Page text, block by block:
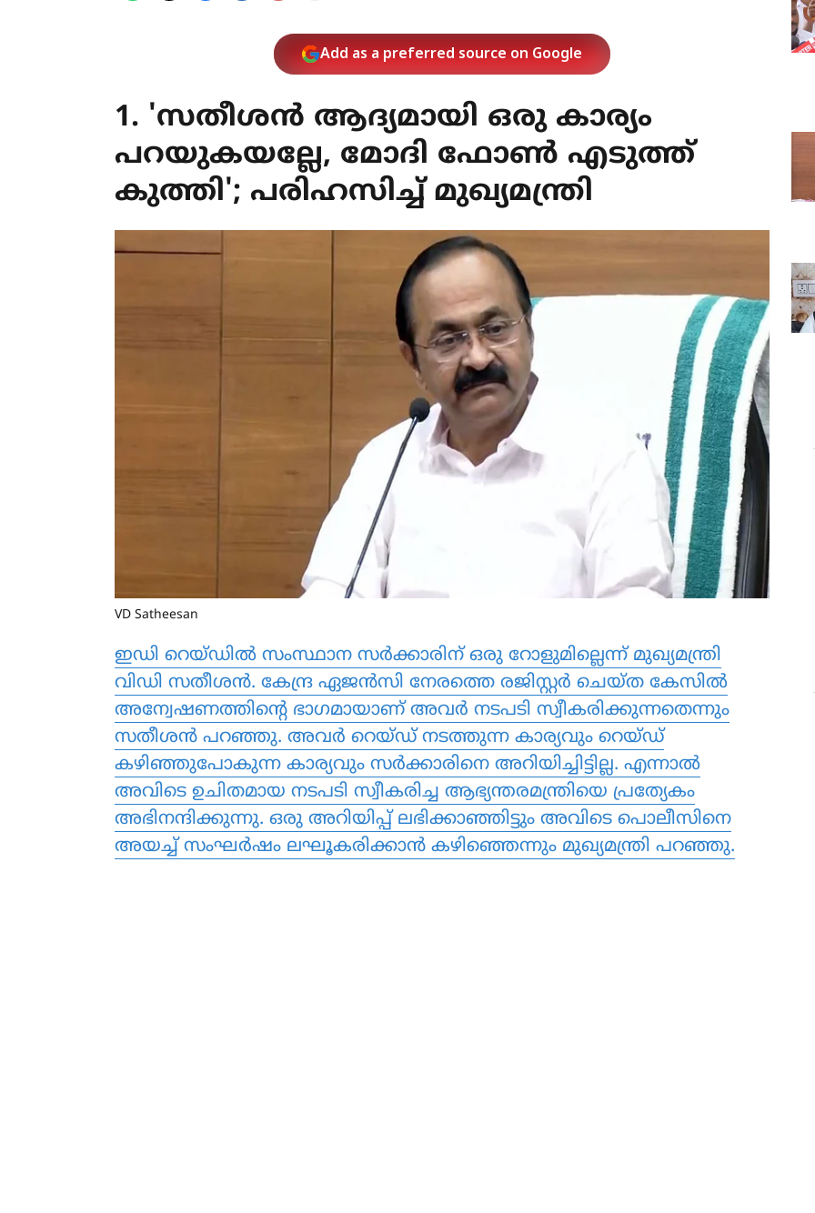
Add as a preferred source on Google
1. 'സതീശന്‍ ആദ്യമായി ഒരു കാര്യം
പറയുകയല്ലേ, മോദി ഫോണ്‍ എടുത്ത്
കുത്തി'; പരിഹസിച്ച് മുഖ്യമന്ത്രി
VD Satheesan
ഇഡി റെയ്ഡില്‍ സംസ്ഥാന സര്‍ക്കാരിന് ഒരു റോളുമില്ലെന്ന് മുഖ്യമന്ത്രി
വിഡി സതീശന്‍. കേന്ദ്ര ഏജന്‍സി നേരത്തെ രജിസ്റ്റര്‍ ചെയ്ത കേസില്‍
അന്വേഷണത്തിന്റെ ഭാഗമായാണ് അവര്‍ നടപടി സ്വീകരിക്കുന്നതെന്നും
സതീശന്‍ പറഞ്ഞു. അവര്‍ റെയ്ഡ് നടത്തുന്ന കാര്യവും റെയ്ഡ്
കഴിഞ്ഞുപോകുന്ന കാര്യവും സര്‍ക്കാരിനെ അറിയിച്ചിട്ടില്ല. എന്നാല്‍
അവിടെ ഉചിതമായ നടപടി സ്വീകരിച്ച ആഭ്യന്തരമന്ത്രിയെ പ്രത്യേകം
അഭിനന്ദിക്കുന്നു. ഒരു അറിയിപ്പ് ലഭിക്കാഞ്ഞിട്ടും അവിടെ പൊലീസിനെ
അയച്ച് സംഘര്‍ഷം ലഘൂകരിക്കാന്‍ കഴിഞ്ഞെന്നും മുഖ്യമന്ത്രി പറഞ്ഞു.